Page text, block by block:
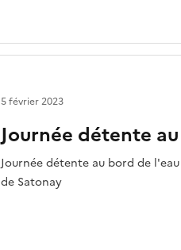
Journée détente
Journée détente au bord de
de Satonay
5 février 2023